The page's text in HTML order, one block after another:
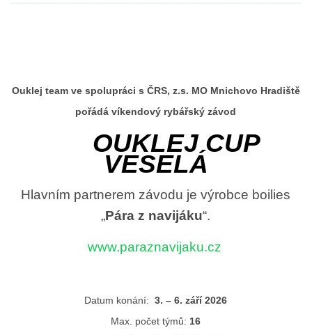
ARCHIV
ARCHIV 2019
Ouklej team ve spolupráci s ČRS, z.s. MO Mnichovo Hradiště
pořádá víkendový rybářský závod
OUKLEJ CUP
VESELÁ
Hlavním partnerem závodu je výrobce boilies
„Pára z navijáku“.
www.paraznavijaku.cz
Datum konání: 3. – 6. září 2026
Max. počet týmů: 16